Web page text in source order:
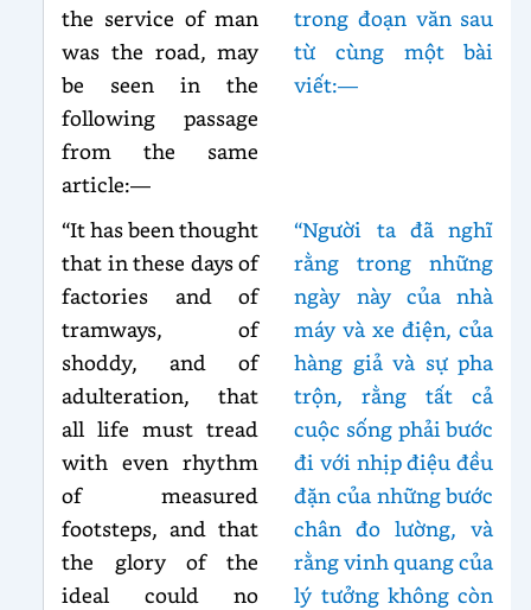
the service of man
was the road, may
be seen in the
following passage
from the same
article:—
trong đoạn văn sau
từ cùng một bài
viết:—
“It has been thought
that in these days of
factories and of
tramways, of
shoddy, and of
adulteration, that
all life must tread
with even rhythm
of measured
footsteps, and that
the glory of the
ideal could no
“Người ta đã nghĩ
rằng trong những
ngày này của nhà
máy và xe điện, của
hàng giả và sự pha
trộn, rằng tất cả
cuộc sống phải bước
đi với nhịp điệu đều
đặn của những bước
chân đo lường, và
rằng vinh quang của
lý tưởng không còn